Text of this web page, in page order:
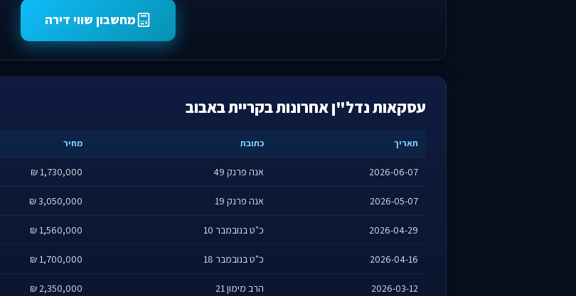
מחשבון שווי דירה
עסקאות נדל"ן אחרונות בקריית באבוב
תאריך כתובת מחיר
2026-06-07 אנה פרנק 49 1,730,000 ₪
2026-05-07 אנה פרנק 19 3,050,000 ₪
2026-04-29 כ"ט בנובמבר 10 1,560,000 ₪
2026-04-16 כ"ט בנובמבר 18 1,700,000 ₪
2026-03-12 הרב מימון 21 2,350,000 ₪